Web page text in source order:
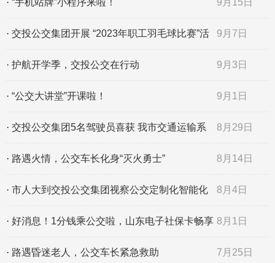
· 交投公交集团开展 “2023年职工羽毛球比赛”活
动
9月7日
· 护航开学季，交投公交在行动 9月3日
· “公交大讲堂”开课啦！ 9月1日
· 交投公交集团5名驾驶员喜获 我市交通运输系
统“文明服务标兵”
8月29日
· 路遇火情，公交车长化身“灭火勇士” 8月14日
· 市人大到交投公交集团视察公交定制化智能化
服务工作
8月4日
· 好消息！1分钱乘公交啦，山东电子社保卡畅享
绿色出行！
8月1日
· 路遇昏迷老人，公交车长紧急救助 7月25日